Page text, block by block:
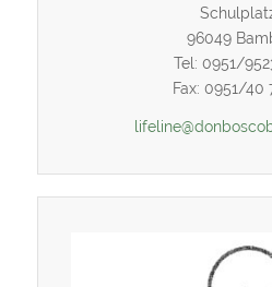
96049
Tel: 0951/
Fax: 0951/40